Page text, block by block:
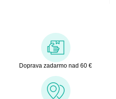
Doprava zadarmo nad 60 €